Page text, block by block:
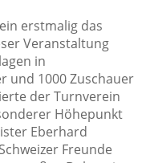
erstmalig das
Veranstaltung
in
und 1000 Zuschauer
der Turnverein
Höhepunkt
Eberhard
Freunde